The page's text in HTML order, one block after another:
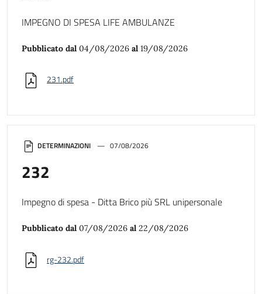
DETERMINAZIONI 07/08/2026
232
Impegno di spesa - Ditta Brico più SRL unipersonale
Pubblicato dal 07/08/2026 al 22/08/2026
rg-232.pdf
IMPEGNO DI SPESA LIFE AMBULANZE
Pubblicato dal 04/08/2026 al 19/08/2026
231.pdf